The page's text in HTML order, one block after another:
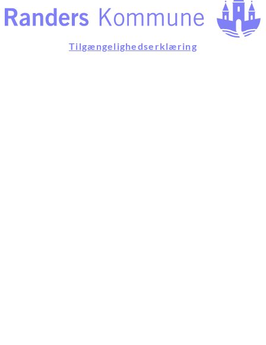
Tilgængelighedserklæring